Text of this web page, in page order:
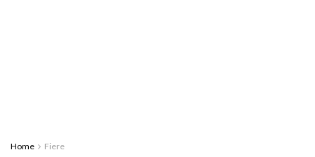
Home Fiere